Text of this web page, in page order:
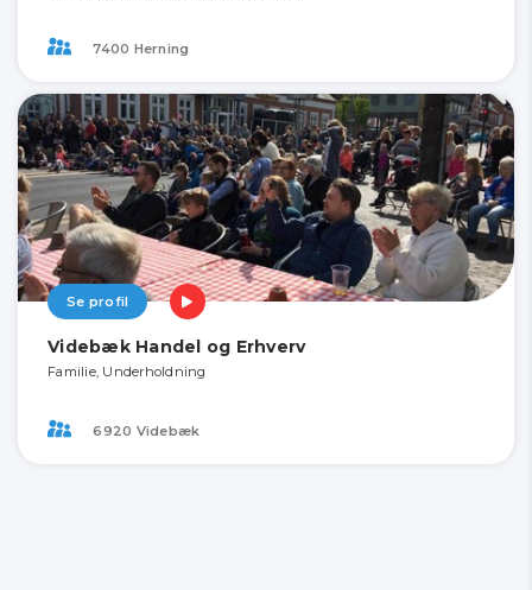
7400 Herning
Se profil
Videbæk Handel og Erhverv
Familie, Underholdning
6920 Videbæk